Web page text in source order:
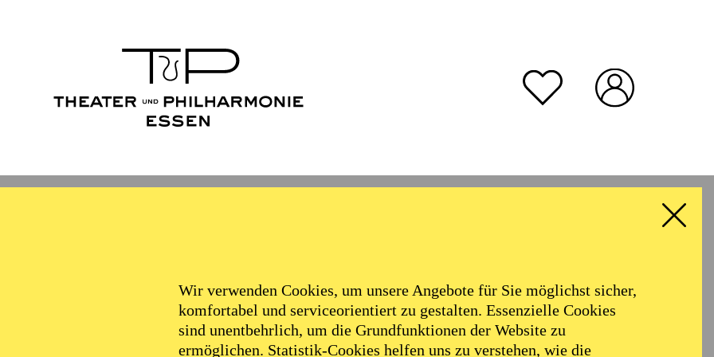
Wir verwenden Cookies, um unsere Angebote für Sie möglichst sicher,
komfortabel und serviceorientiert zu gestalten. Essenzielle Cookies
sind unentbehrlich, um die Grundfunktionen der Website zu
ermöglichen. Statistik-Cookies helfen uns zu verstehen, wie die